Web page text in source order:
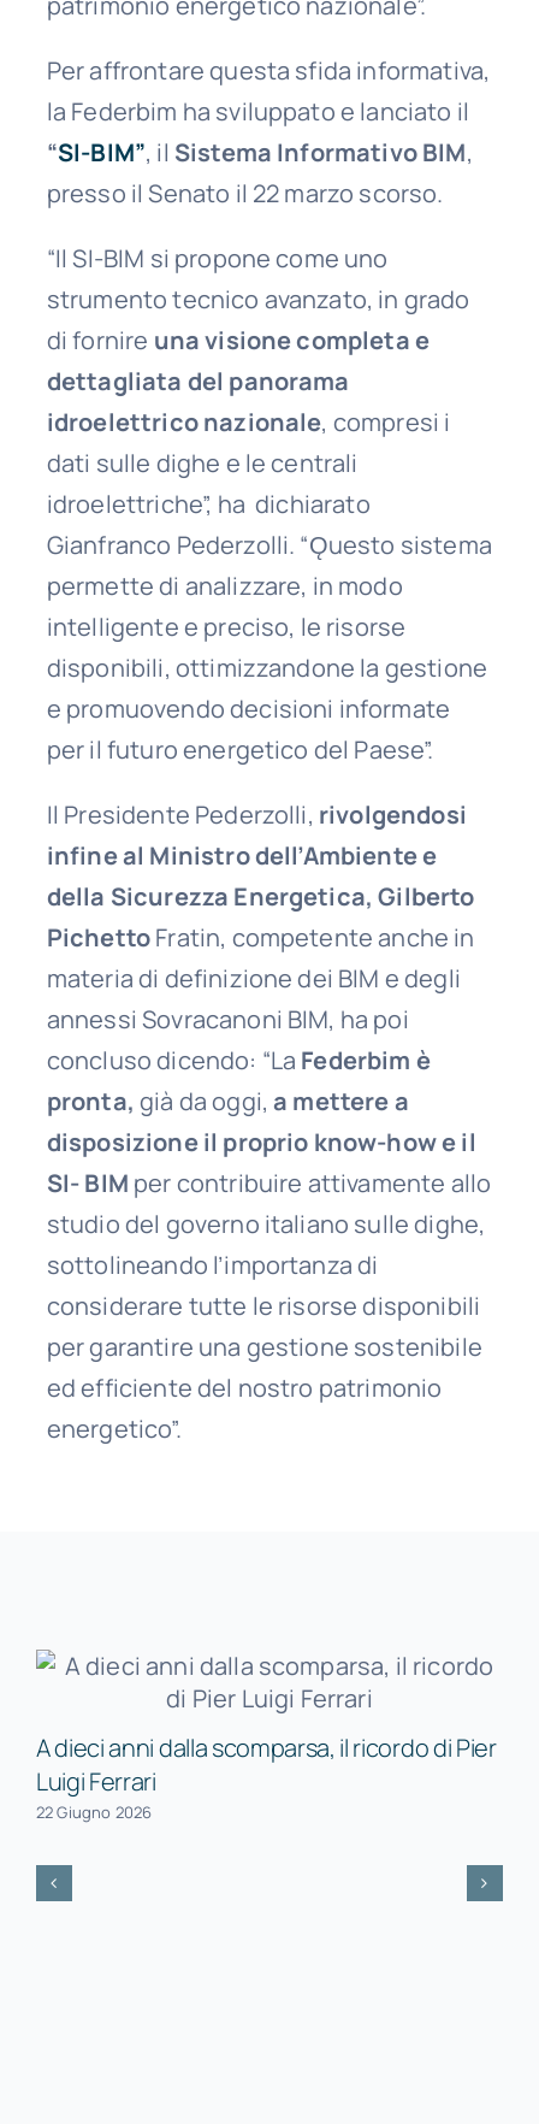
Per affrontare questa sfida informativa,
la Federbim ha sviluppato e lanciato il
“SI-BIM”, il Sistema Informativo BIM,
presso il Senato il 22 marzo scorso.
“Il SI-BIM si propone come uno
strumento tecnico avanzato, in grado
di fornire una visione completa e
dettagliata del panorama
idroelettrico nazionale, compresi i
dati sulle dighe e le centrali
idroelettriche”, ha dichiarato
Gianfranco Pederzolli. “Ǫuesto sistema
permette di analizzare, in modo
intelligente e preciso, le risorse
disponibili, ottimizzandone la gestione
e promuovendo decisioni informate
per il futuro energetico del Paese”.
Il Presidente Pederzolli, rivolgendosi
infine al Ministro dell’Ambiente e
della Sicurezza Energetica, Gilberto
PichettoFratin, competente anche in
materia di definizione dei BIM e degli
annessi Sovracanoni BIM, ha poi
concluso dicendo: “La Federbim è
pronta, già da oggi,a mettere a
disposizione il proprio know-how e il
SI- BIM per contribuire attivamente allo
studio del governo italiano sulle dighe,
sottolineando l’importanza di
considerare tutte le risorse disponibili
per garantire una gestione sostenibile
ed efficiente del nostro patrimonio
energetico”.
A dieci anni dalla scomparsa, il ricordo di Pier
Luigi Ferrari
22 Giugno 2026